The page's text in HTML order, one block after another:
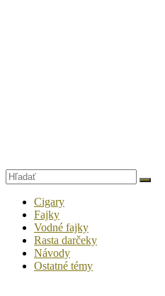
Cigary
Fajky
Vodné fajky
Rasta darčeky
Návody
Ostatné témy